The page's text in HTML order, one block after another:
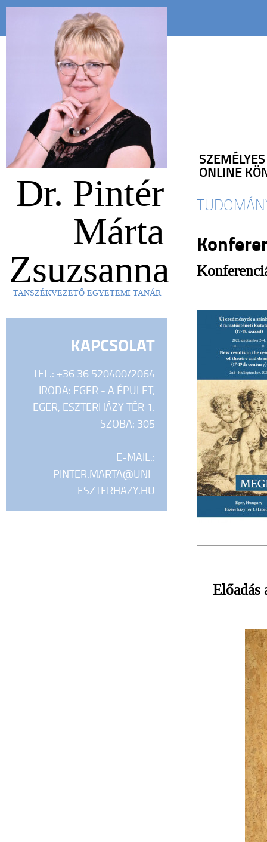
Dr. Pintér
Márta
Zsuzsanna
TANSZÉKVEZETŐ EGYETEMI TANÁR
KAPCSOLAT
TEL.: +36 36 520400/2064
IRODA: EGER - A ÉPÜLET,
EGER, ESZTERHÁZY TÉR 1.
SZOBA: 305
E-MAIL.:
PINTER.MARTA@UNI-
ESZTERHAZY.HU
SZEMÉLYES
ONLINE